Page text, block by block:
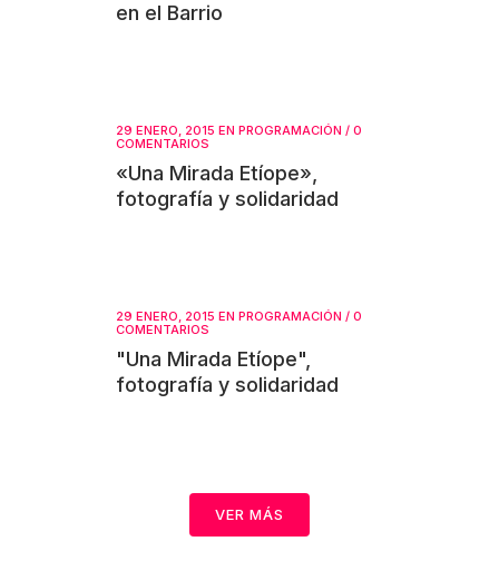
en el Barrio
29 ENERO, 2015 EN PROGRAMACIÓN / 0
COMENTARIOS
«Una Mirada Etíope»,
fotografía y solidaridad
29 ENERO, 2015 EN PROGRAMACIÓN / 0
COMENTARIOS
"Una Mirada Etíope",
fotografía y solidaridad
VER MÁS